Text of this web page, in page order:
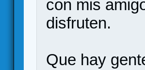
con mis
disfruten.
Que hay